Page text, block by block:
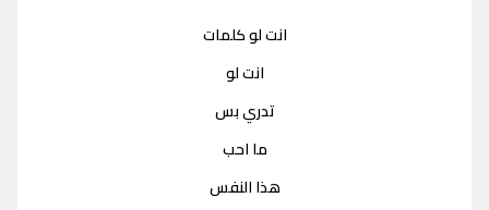
انت لو كلمات
انت لو
تدري بس
ما احب
هذا النفس